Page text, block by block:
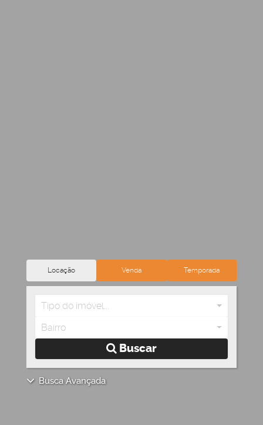
Locação Venda Temporada
Tipo do imóvel...
Bairro
Buscar
Busca Avançada